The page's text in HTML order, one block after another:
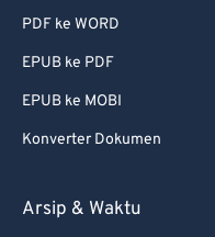
PDF ke WORD
EPUB ke PDF
EPUB ke MOBI
Konverter Dokumen
Arsip & Waktu